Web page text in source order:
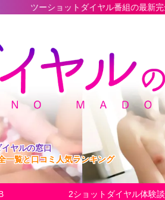
トダイヤル番組の最新完全データベース
ヤルの窓口
一覧と口コミ人気ランキング
2ショットダイヤル体験談